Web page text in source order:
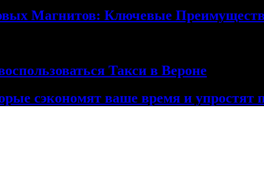
Магнитов: Ключевые
Такси в Вероне
сэкономят ваше время и упростят